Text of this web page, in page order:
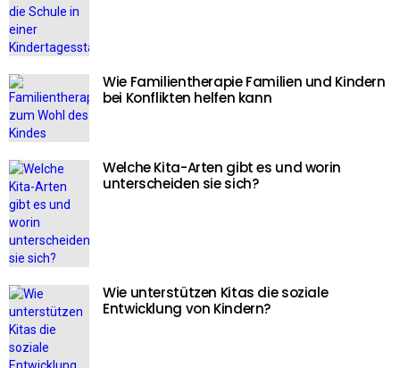
Wie Familientherapie Familien und Kindern
bei Konflikten helfen kann
Welche Kita-Arten gibt es und worin
unterscheiden sie sich?
Wie unterstützen Kitas die soziale
Entwicklung von Kindern?